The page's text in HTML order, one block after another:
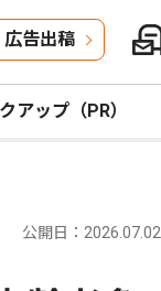
広告出稿
アップ（PR）
公開日：2026.07.02